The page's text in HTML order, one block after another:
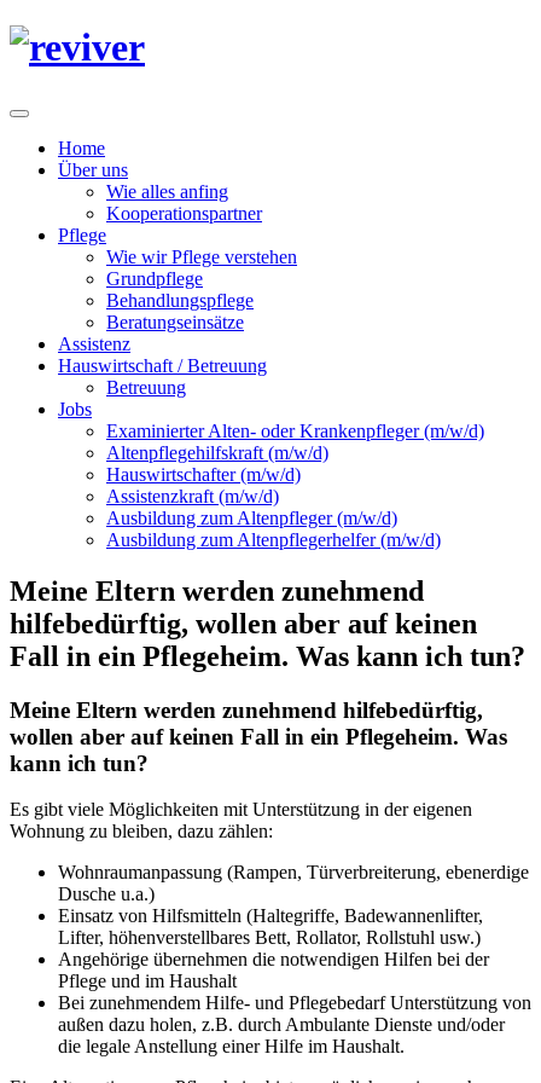
Home
Über uns
Wie alles anfing
Kooperationspartner
Pflege
Wie wir Pflege verstehen
Grundpflege
Behandlungspflege
Beratungseinsätze
Assistenz
Hauswirtschaft / Betreuung
Betreuung
Jobs
Examinierter Alten- oder Krankenpfleger (m/w/d)
Altenpflegehilfskraft (m/w/d)
Hauswirtschafter (m/w/d)
Assistenzkraft (m/w/d)
Ausbildung zum Altenpfleger (m/w/d)
Ausbildung zum Altenpflegerhelfer (m/w/d)
Meine Eltern werden zunehmend
hilfebedürftig, wollen aber auf keinen
Fall in ein Pflegeheim. Was kann ich tun?
Meine Eltern werden zunehmend hilfebedürftig,
wollen aber auf keinen Fall in ein Pflegeheim. Was
kann ich tun?
Es gibt viele Möglichkeiten mit Unterstützung in der eigenen
Wohnung zu bleiben, dazu zählen:
Wohnraumanpassung (Rampen, Türverbreiterung, ebenerdige
Dusche u.a.)
Einsatz von Hilfsmitteln (Haltegriffe, Badewannenlifter,
Lifter, höhenverstellbares Bett, Rollator, Rollstuhl usw.)
Angehörige übernehmen die notwendigen Hilfen bei der
Pflege und im Haushalt
Bei zunehmendem Hilfe- und Pflegebedarf Unterstützung von
außen dazu holen, z.B. durch Ambulante Dienste und/oder
die legale Anstellung einer Hilfe im Haushalt.